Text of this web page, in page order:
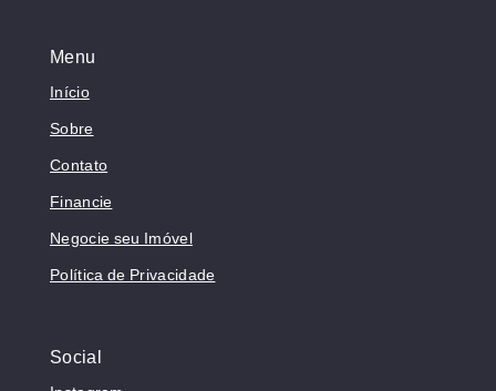
Menu
Início
Sobre
Contato
Financie
Negocie seu Imóvel
Política de Privacidade
Social